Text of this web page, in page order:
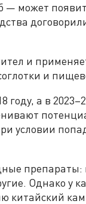
может
и
и
а в
условии
препараты:
Однако у
китайский